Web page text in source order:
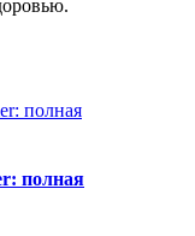
полная